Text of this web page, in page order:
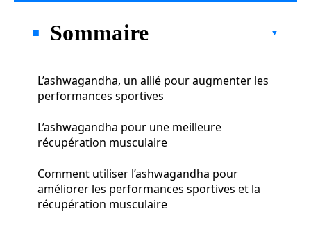
Sommaire
L’ashwagandha, un allié pour augmenter les
performances sportives
L’ashwagandha pour une meilleure
récupération musculaire
Comment utiliser l’ashwagandha pour
améliorer les performances sportives et la
récupération musculaire